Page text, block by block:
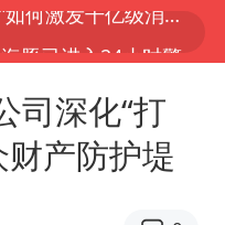
司深化“打
产防护堤